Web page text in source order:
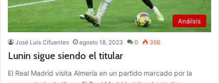
Análisis
José Luis Cifuentes agosto 18, 2023 0 366
Lunin sigue siendo el titular
El Real Madrid visita Almería en un partido marcado por la